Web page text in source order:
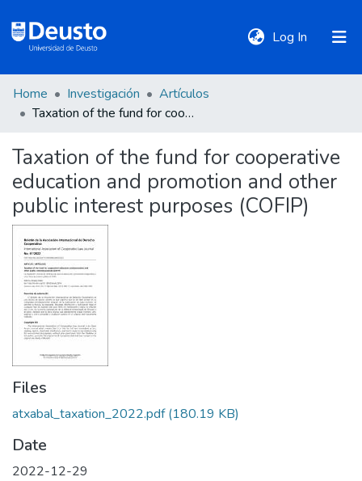
Log In (current)
DeustoTeka
Communities
&
Collections
All of DSpace
Statistics
Policies
Home Investigación
Artículos
Taxation of the fund for cooperative education and promotion and other public interest purposes (COFIP)
Taxation of the fund for cooperative
education and promotion and other
public interest purposes (COFIP)
Files
atxabal_taxation_2022.pdf(180.19 KB)
Date
2022-12-29